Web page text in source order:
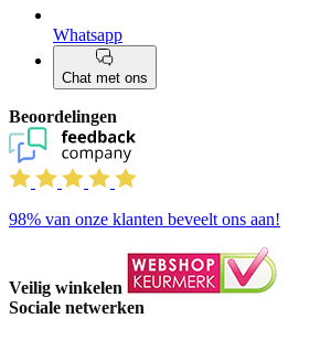
Whatsapp
Chat met ons
Beoordelingen
98% van onze klanten beveelt ons aan!
Veilig winkelen
Sociale netwerken